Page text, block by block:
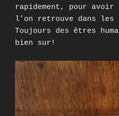
rapidement, pour avoir
l’on retrouve dans les
Toujours des êtres
bien sur!